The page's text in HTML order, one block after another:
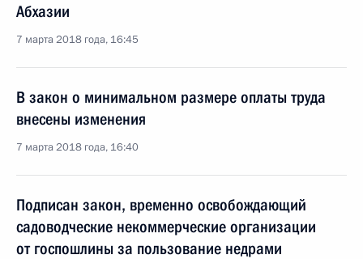
Абхазии
7 марта 2018 года, 16:45
В закон о минимальном размере оплаты труда
внесены изменения
7 марта 2018 года, 16:40
Подписан закон, временно освобождающий
садоводческие некоммерческие организации
от госпошлины за пользование недрами